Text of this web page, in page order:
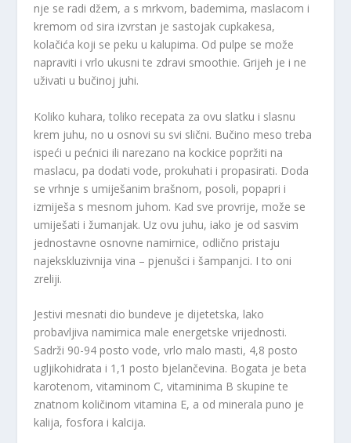
nje se radi džem, a s mrkvom, bademima, maslacom i
kremom od sira izvrstan je sastojak cupkakesa,
kolačića koji se peku u kalupima. Od pulpe se može
napraviti i vrlo ukusni te zdravi smoothie. Grijeh je i ne
uživati u bučinoj juhi.
Koliko kuhara, toliko recepata za ovu slatku i slasnu
krem juhu, no u osnovi su svi slični. Bučino meso treba
ispeći u pećnici ili narezano na kockice popržiti na
maslacu, pa dodati vode, prokuhati i propasirati. Doda
se vrhnje s umiješanim brašnom, posoli, popapri i
izmiješa s mesnom juhom. Kad sve provrije, može se
umiješati i žumanjak. Uz ovu juhu, iako je od sasvim
jednostavne osnovne namirnice, odlično pristaju
najekskluzivnija vina – pjenušci i šampanjci. I to oni
zreliji.
Jestivi mesnati dio bundeve je dijetetska, lako
probavljiva namirnica male energetske vrijednosti.
Sadrži 90-94 posto vode, vrlo malo masti, 4,8 posto
ugljikohidrata i 1,1 posto bjelančevina. Bogata je beta
karotenom, vitaminom C, vitaminima B skupine te
znatnom količinom vitamina E, a od minerala puno je
kalija, fosfora i kalcija.